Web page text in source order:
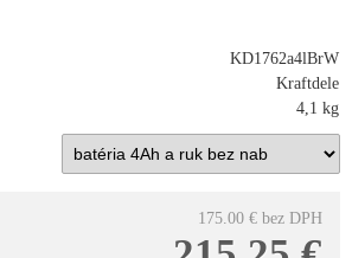
KD1762a4lBrW
Kraftdele
4,1 kg
175.00 € bez DPH